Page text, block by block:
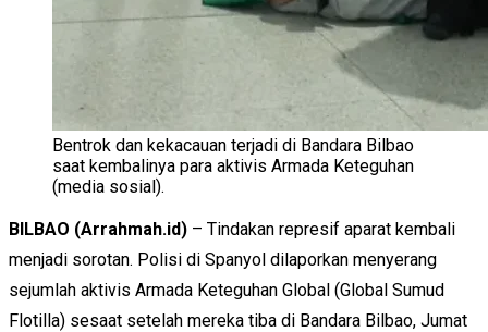
Bentrok dan kekacauan terjadi di Bandara Bilbao
saat kembalinya para aktivis Armada Keteguhan
(media sosial).
BILBAO (Arrahmah.id) – Tindakan represif aparat kembali
menjadi sorotan. Polisi di Spanyol dilaporkan menyerang
sejumlah aktivis Armada Keteguhan Global (Global Sumud
Flotilla) sesaat setelah mereka tiba di Bandara Bilbao, Jumat